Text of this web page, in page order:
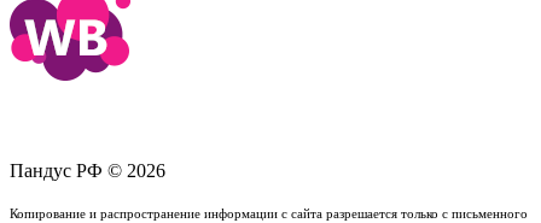
Пандус РФ © 2026
Копирование и распространение информации с сайта разрешается только с письменного